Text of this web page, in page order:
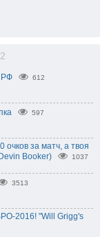
РФ 612
597
очков за матч, а твоя
Booker)
1037
3513
2016! "Will Grigg's